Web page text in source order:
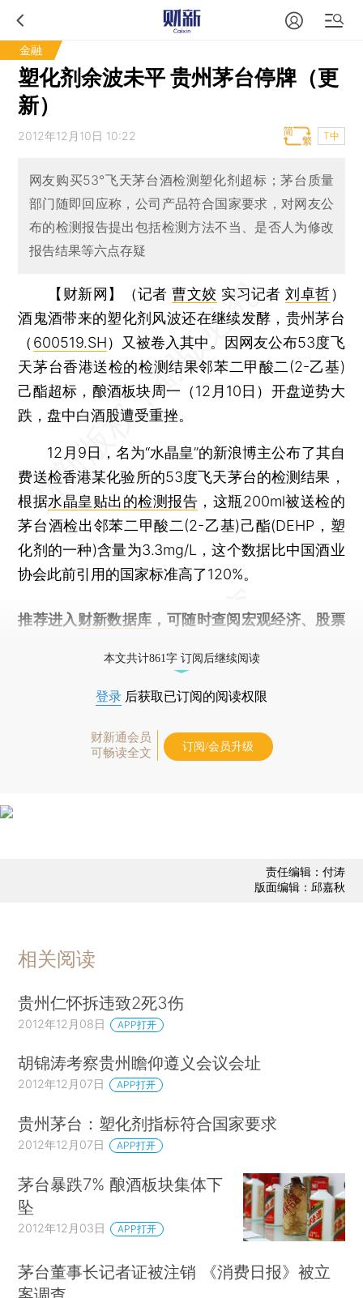
金融
塑化剂余波未平 贵州茅台停牌（更
新）
2012年12月10日 10:22 T中
网友购买53°飞天茅台酒检测塑化剂超标；茅台质量
部门随即回应称，公司产品符合国家要求，对网友公
布的检测报告提出包括检测方法不当、是否人为修改
报告结果等六点存疑
【财新网】（记者曹文姣 实习记者刘卓哲）
酒鬼酒带来的塑化剂风波还在继续发酵，贵州茅台
（ 600519.SH）又被卷入其中。因网友公布53度飞
天茅台香港送检的检测结果邻苯二甲酸二(2-乙基)
己酯超标，酿酒板块周一（12月10日）开盘逆势大
跌，盘中白酒股遭受重挫。
12月9日，名为“水晶皇”的新浪博主公布了其自
费送检香港某化验所的53度飞天茅台的检测结果，
根据水晶皇贴出的检测报告 ，这瓶200ml被送检的
茅台酒检出邻苯二甲酸二(2-乙基)己酯(DEHP，塑
化剂的一种)含量为3.3mg/L，这个数据比中国酒业
协会此前引用的国家标准高了120%。
推荐进入 财新数据库 ，可随时查阅宏观经济、股票
本文共计861字 订阅后继续阅读
登录 后获取已订阅的阅读权限
财新通会员
可畅读全文
订阅/会员升级
责任编辑：付涛
版面编辑：邱嘉秋
相关阅读
贵州仁怀拆违致2死3伤
2012年12月08日 APP打开
胡锦涛考察贵州瞻仰遵义会议会址
2012年12月07日 APP打开
贵州茅台：塑化剂指标符合国家要求
2012年12月07日 APP打开
茅台暴跌7% 酿酒板块集体下
坠
2012年12月03日 APP打开
茅台董事长记者证被注销 《消费日报》被立